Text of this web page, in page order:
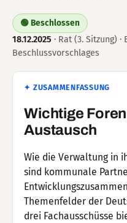
🟢 Beschlossen
18.12.2025 · Rat (3. Sitzung)
Beschlussvorschlages
✦ ZUSAMMENFASSUNG
Wichtige
Austausch
Wie die Verwaltung in
sind kommunale
Themenfelder der
drei Fachausschüsse